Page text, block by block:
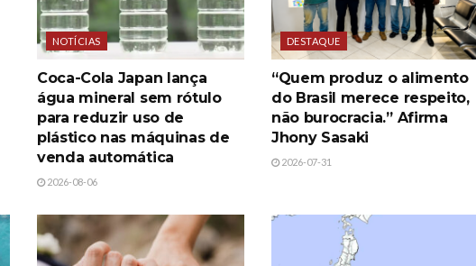
NOTÍCIAS
Coca-Cola Japan lança
água mineral sem rótulo
para reduzir uso de
plástico nas máquinas de
venda automática
2026-08-06
DESTAQUE
“Quem produz o alimento
do Brasil merece respeito,
não burocracia.” Afirma
Jhony Sasaki
2026-07-31